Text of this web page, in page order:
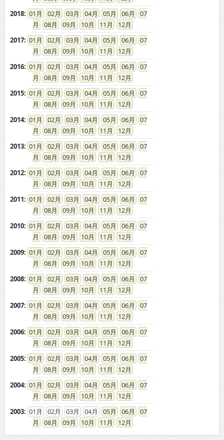
2018: 01 02 03 04 05 06
07
08
09 10 11
12
2017: 01 02 03 04 05 06
07
08
09 10 11
12
2016: 01 02 03 04 05 06
07
08
09 10 11
12
2015: 01 02 03 04 05 06
07
08
09 10 11
12
2014: 01 02 03 04 05 06
07
08
09 10 11
12
2013: 01 02 03 04 05 06
07
08
09 10 11
12
2012: 01 02 03 04 05 06
07
08
09 10 11
12
2011: 01 02 03 04 05 06
07
08
09 10 11
12
2010: 01 02 03 04 05 06
07
08
09 10 11
12
2009: 01 02 03 04 05 06
07
08
09 10 11
12
2008: 01 02 03 04 05 06
07
08
09 10 11
12
2007: 01 02 03 04 05 06
07
08
09 10 11
12
2006: 01 02 03 04 05 06
07
08
09 10 11
12
2005: 01 02 03 04 05 06
07
08
09 10 11
12
2004: 01 02 03 04 05 06
07
08
09 10 11
12
2003: 01 02 03 04 05 06
07
08
09 10 11 12